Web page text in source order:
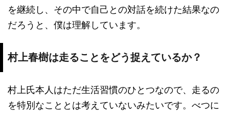
を継続し、その中で自己との対話を続けた結果なの
だろうと、僕は理解しています。
村上春樹は走ることをどう捉えているか？
村上氏本人はただ生活習慣のひとつなので、走るの
を特別なこととは考えていないみたいです。べつに